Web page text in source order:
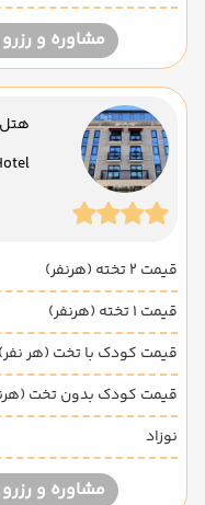
مشاوره و رزرو
هتل
قیمت 2 تخته (هرنفر)
قیمت 1 تخته (هرنفر)
قیمت کودک با تخت (هر نفر)
قیمت کودک بدون تخت
نوزاد
مشاوره و رزرو